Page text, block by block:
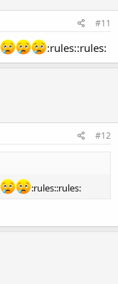
#11
:rules::rules:
#12
:rules::rules: